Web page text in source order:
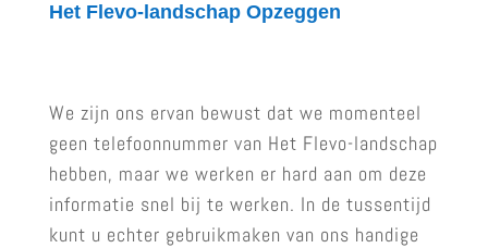
Het Flevo-landschap Opzeggen
We zijn ons ervan bewust dat we momenteel
geen telefoonnummer van Het Flevo-landschap
hebben, maar we werken er hard aan om deze
informatie snel bij te werken. In de tussentijd
kunt u echter gebruikmaken van ons handige